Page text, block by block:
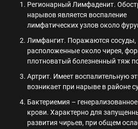
Регионарный Лимфаденит.
нарывов является воспаление
лимфатических узлов около
Лимфангит. Поражаются сосуды,
расположенные около чирея,
плотноватый болезненный тяж
Артрит. Имеет воспалительную
возникает при нарыве в районе
Бактериемия –
крови. Характерно для
развития чирьев, при общем